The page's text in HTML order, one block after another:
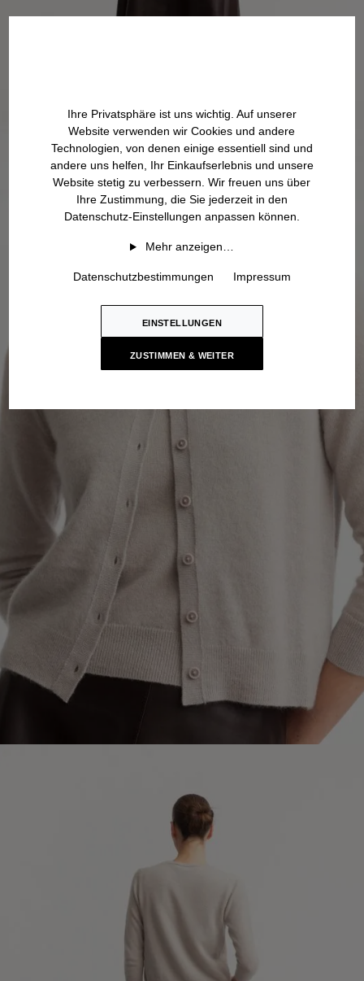
Ihre Privatsphäre ist uns wichtig. Auf unserer
Website verwenden wir Cookies und andere
Technologien, von denen einige essentiell sind und
andere uns helfen, Ihr Einkaufserlebnis und unsere
Website stetig zu verbessern. Wir freuen uns über
Ihre Zustimmung, die Sie jederzeit in den
Datenschutz-Einstellungen anpassen können.
Mehr anzeigen…
Datenschutzbestimmungen Impressum
EINSTELLUNGEN
ZUSTIMMEN & WEITER